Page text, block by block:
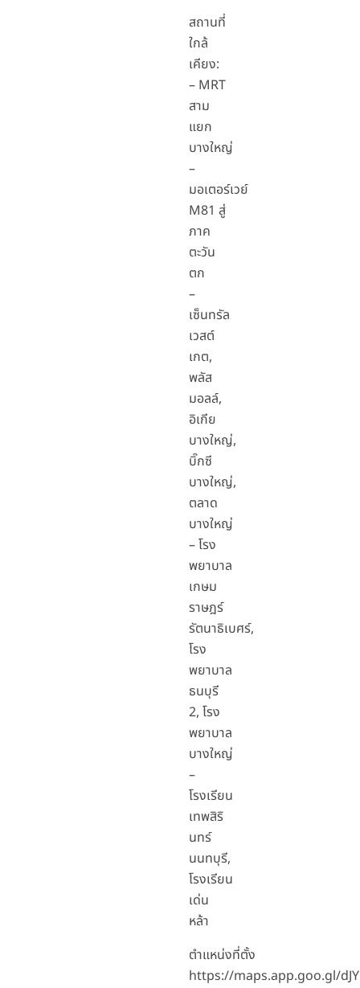
สถานที่
ใกล้
เคียง:
– MRT
สาม
แยก
บางใหญ่
–
มอเตอร์เวย์
M81 สู่
ภาค
ตะวัน
ตก
–
เซ็นทรัล
เวสต์
เกต,
พลัส
มอลล์,
อิเกีย
บางใหญ่,
บิ๊กซี
บางใหญ่,
ตลาด
บางใหญ่
– โรง
พยาบาล
เกษม
ราษฎร์
รัตนาธิเบศร์,
โรง
พยาบาล
ธนบุรี
2, โรง
พยาบาล
บางใหญ่
–
โรงเรียน
เทพสิริ
นทร์
นนทบุรี,
โรงเรียน
เด่น
หล้า
ตำแหน่งที่ตั้ง
https://maps.app.goo.gl/